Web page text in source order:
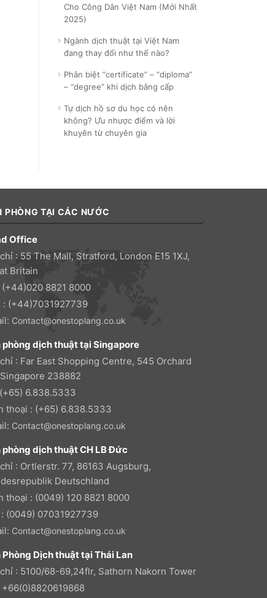
Cho Công Dân Việt Nam (Mới Nhất
2025)
Ngành dịch thuật tại Việt Nam
đang thay đổi như thế nào?
Phân biệt “certificate” – “diploma”
– “degree” khi dịch bằng cấp
Tự dịch hồ sơ du học có nên
không? Ưu nhược điểm và lời
khuyên từ chuyên gia
PHÒNG TẠI CÁC NƯỚC
Office
: 55 The Mall, Stratford, London E15 1XJ,
Britain
(+44)020 8821 8000
: (+44)7031927739
Contact@onestoplang.co.uk
phòng dịch thuật tại Singapore
: Far East Shopping Centre, 545 Orchard
238882
6.838.5333
thoại : (+65) 6.838.5333
Contact@onestoplang.co.uk
phòng dịch thuật CH LB Đức
: Ortlerstr. 77, 86163 Augsburg,
Deutschland
thoại : (0049) 120 8821 8000
: (0049) 07031927739
Contact@onestoplang.co.uk
Phòng Dịch thuật tại Thái Lan
: 5100/68-69,24flr, Sathorn Nakorn Tower
+66(0)8820619868